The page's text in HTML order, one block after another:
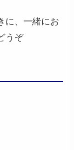
に、一緒にお
うぞ